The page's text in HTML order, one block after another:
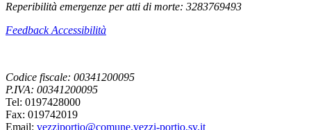
Reperibilità emergenze per atti di morte: 3283769493
Feedback Accessibilità
Codice fiscale: 00341200095
P.IVA: 00341200095
Tel: 0197428000
Fax: 019742019
Email: vezziportio@comune.vezzi-portio.sv.it